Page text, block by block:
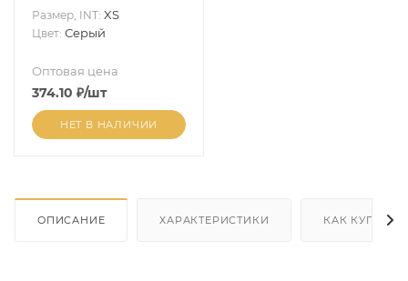
Размер, INT: XS
Цвет: Серый
Оптовая цена
374.10 ₽/шт
НЕТ В НАЛИЧИИ
ОПИСАНИЕ ХАРАКТЕРИСТИКИ КАК КУПИТЬ